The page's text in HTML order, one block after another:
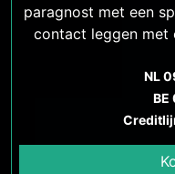
paragnost met een
contact leggen met
antwoorden, rust
veilige
NL